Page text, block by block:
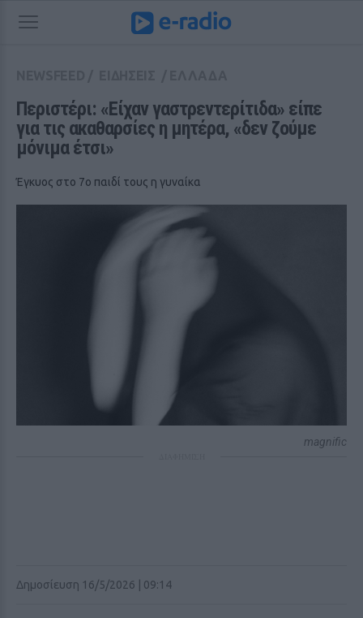
Περιστέρι: «Είχαν γαστρεντερίτιδα» είπε
για τις ακαθαρσίες η μητέρα, «δεν ζούμε
μόνιμα έτσι»
Έγκυος στο 7ο παιδί τους η γυναίκα
magnific
Δημοσίευση 16/5/2026 | 09:14